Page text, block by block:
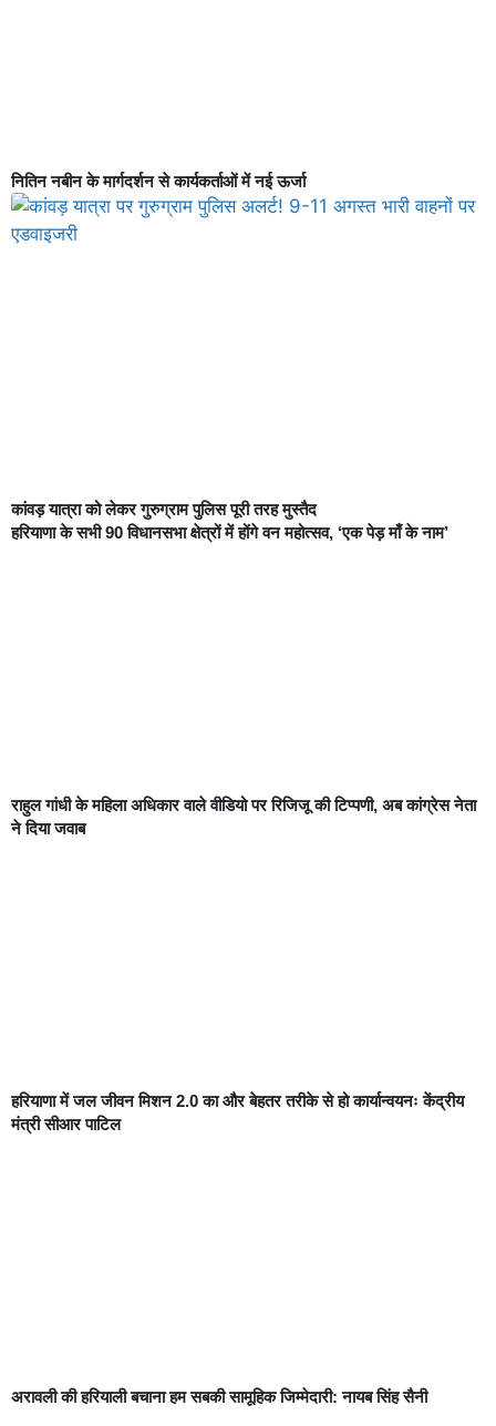
नितिन नबीन के मार्गदर्शन से कार्यकर्ताओं में नई ऊर्जा
कांवड़ यात्रा को लेकर गुरुग्राम पुलिस पूरी तरह मुस्तैद
हरियाणा के सभी 90 विधानसभा क्षेत्रों में होंगे वन महोत्सव, ‘एक पेड़ माँ के नाम’
राहुल गांधी के महिला अधिकार वाले वीडियो पर रिजिजू की टिप्पणी, अब कांग्रेस नेता
ने दिया जवाब
हरियाणा में जल जीवन मिशन 2.0 का और बेहतर तरीके से हो कार्यान्वयनः केंद्रीय
मंत्री सीआर पाटिल
अरावली की हरियाली बचाना हम सबकी सामूहिक जिम्मेदारी: नायब सिंह सैनी